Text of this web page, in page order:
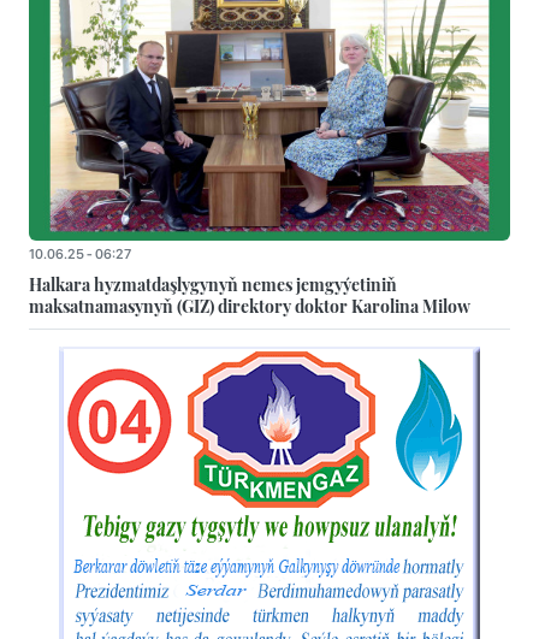
10.06.25 - 06:27
Halkara hyzmatdaşlygynyň nemes jemgyýetiniň
maksatnamasynyň (GIZ) direktory doktor Karolina Milow